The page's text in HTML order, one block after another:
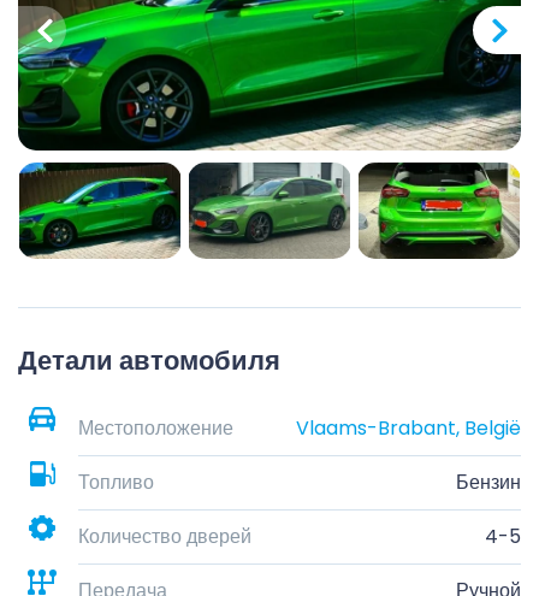
Детали автомобиля
Местоположение
Vlaams-Brabant, België
Топливо
Бензин
Количество дверей
4-5